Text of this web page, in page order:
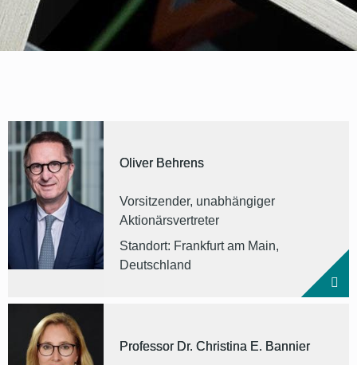
Oliver Behrens
Vorsitzender, unabhängiger
Aktionärsvertreter
Standort: Frankfurt am Main,
Deutschland
Professor Dr. Christina E. Bannier